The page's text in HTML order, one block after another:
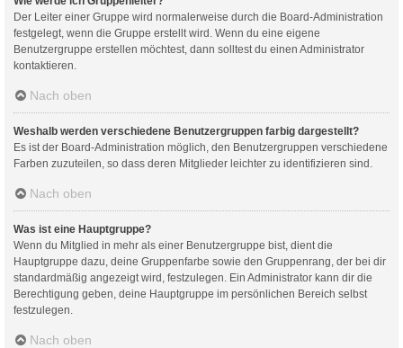
Der Leiter einer Gruppe wird normalerweise durch die Board-Administration
festgelegt, wenn die Gruppe erstellt wird. Wenn du eine eigene
Benutzergruppe erstellen möchtest, dann solltest du einen Administrator
kontaktieren.
Nach oben
Weshalb werden verschiedene Benutzergruppen farbig dargestellt?
Es ist der Board-Administration möglich, den Benutzergruppen verschiedene
Farben zuzuteilen, so dass deren Mitglieder leichter zu identifizieren sind.
Nach oben
Was ist eine Hauptgruppe?
Wenn du Mitglied in mehr als einer Benutzergruppe bist, dient die
Hauptgruppe dazu, deine Gruppenfarbe sowie den Gruppenrang, der bei dir
standardmäßig angezeigt wird, festzulegen. Ein Administrator kann dir die
Berechtigung geben, deine Hauptgruppe im persönlichen Bereich selbst
festzulegen.
Nach oben